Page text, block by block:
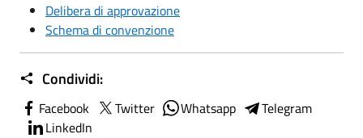
Delibera di approvazione
Schema di convenzione
Condividi:
Facebook Twitter Whatsapp
Telegram
LinkedIn